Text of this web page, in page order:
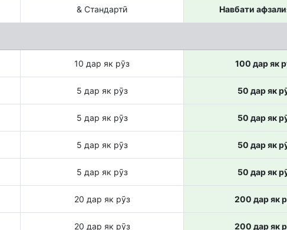
& Стандартӣ Навбати
10 дар як рӯз 100 дар як
5 дар як рӯз 50 дар як
5 дар як рӯз 50 дар як
5 дар як рӯз 50 дар як
5 дар як рӯз 50 дар як
20 дар як рӯз 200 дар як
20 дар як рӯз 200 дар як